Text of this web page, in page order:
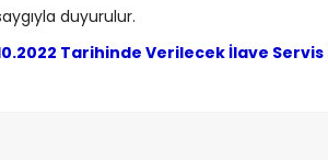
duyurulur.
Tarihinde Verilecek İlave